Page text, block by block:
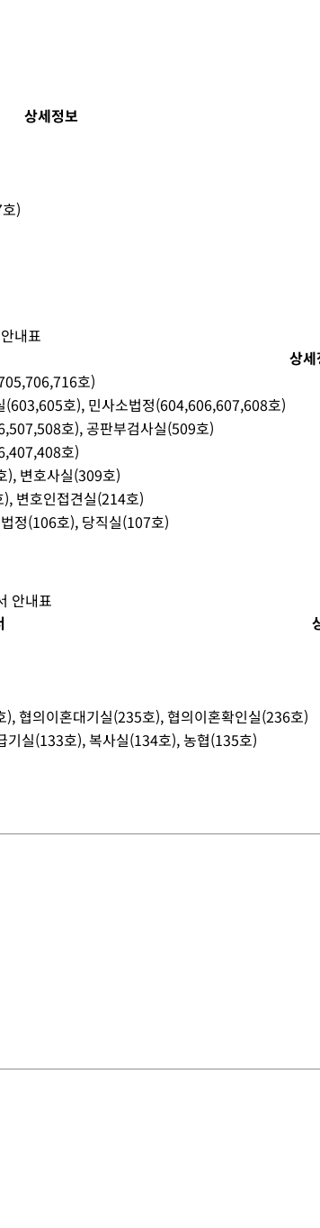
상세정보
)
내표
상
호)
호), 민사소법정(604,606,607,608호)
호), 공판부검사실(509호)
호)
변호사실(309호)
변호인접견실(214호)
정(106호), 당직실(107호)
안내표
협의이혼대기실(235호), 협의이혼확인실(236호)
실(133호), 복사실(134호), 농협(135호)